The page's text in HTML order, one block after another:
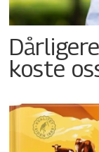
koste